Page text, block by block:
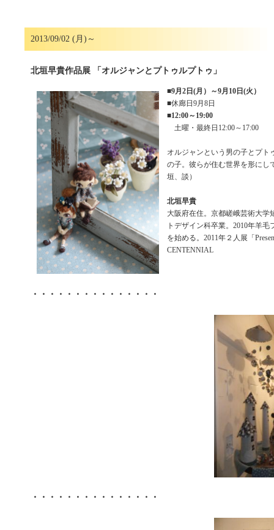
2013/09/02 (月)～
北垣早貴作品展 「オルジャンとプトゥルプトゥ」
■9月2日(月）～9月10日(火）
■休廊日9月8日
■12:00～19:00
土曜・最終日12:00～17:00
オルジャンという男の子とプト
の子。彼らが住む世界を形にし
垣、談）
北垣早貴
大阪府在住。京都嵯峨芸術大学
トデザイン科卒業。2010年羊
を始める。2011年２人展「
CENTENNIAL
・・・・・・・・・・・・・・・
・・・・・・・・・・・・・・・